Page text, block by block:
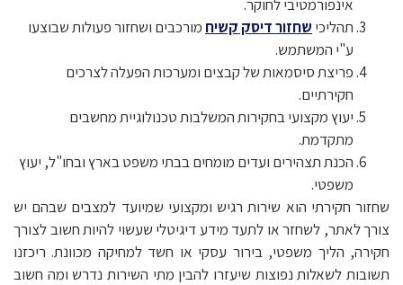
אינפורמטיבי לחוקר.
תהליכי שחזור דיסק קשיח מורכבים ושחזור פעולות שבוצעו
ע"י המשתמש.
פריצת סיסמאות של קבצים ומערכות הפעלה לצרכים
חקירתיים.
יעוץ מקצועי בחקירות המשלבות טכנולוגיית מחשבים
מתקדמת.
הכנת תצהירים ועדים מומחים בבתי משפט בארץ ובחו"ל, יעוץ
משפטי.
שחזור חקירתי הוא שירות רגיש ומקצועי שמיועד למצבים שבהם יש
צורך לאתר, לשחזר או לתעד מידע דיגיטלי שעשוי להיות חשוב לצורך
חקירה, הליך משפטי, בירור עסקי או חשד למחיקה מכוונת. ריכזנו
תשובות לשאלות נפוצות שיעזרו להבין מתי השירות נדרש ומה חשוב